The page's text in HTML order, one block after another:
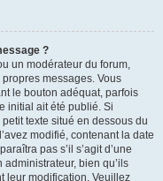
?
un modérateur du forum,
messages. Vous
le bouton adéquat, parfois
initial ait été publié. Si
texte situé en dessous du
modifié, contenant la date
pas s’il s’agit d’une
bien qu’ils
leur modification. Veuillez